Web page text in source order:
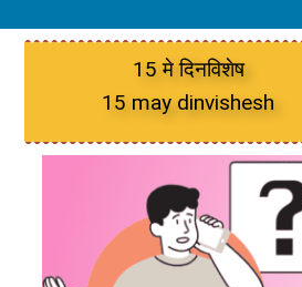
15 मे दिनविशेष
15 may dinvishesh